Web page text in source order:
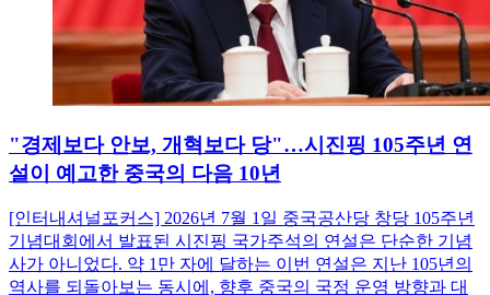
"경제보다 안보, 개혁보다 당"…시진핑 105주년 연
설이 예고한 중국의 다음 10년
[인터내셔널포커스] 2026년 7월 1일 중국공산당 창당 105주년
기념대회에서 발표된 시진핑 국가주석의 연설은 단순한 기념
사가 아니었다. 약 1만 자에 달하는 이번 연설은 지난 105년의
역사를 되돌아보는 동시에, 향후 중국의 국정 운영 방향과 대